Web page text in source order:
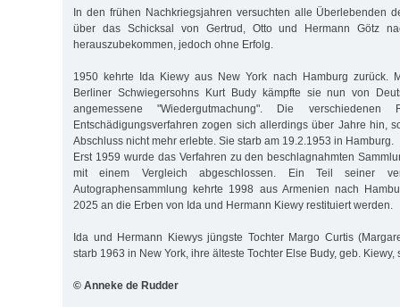
In den frühen Nachkriegsjahren versuchten alle Überlebenden
über das Schicksal von Gertrud, Otto und Hermann Götz
herauszubekommen, jedoch ohne Erfolg.
1950 kehrte Ida Kiewy aus New York nach Hamburg zurück.
Berliner Schwiegersohns Kurt Budy kämpfte sie nun von
angemessene "Wiedergutmachung". Die verschiedenen
Entschädigungsverfahren zogen sich allerdings über Jahre hin,
Abschluss nicht mehr erlebte. Sie starb am 19.2.1953 in Hamburg.
Erst 1959 wurde das Verfahren zu den beschlagnahmten
mit einem Vergleich abgeschlossen. Ein Teil seiner
Autographensammlung kehrte 1998 aus Armenien nach
2025 an die Erben von Ida und Hermann Kiewy restituiert werden.
Ida und Hermann Kiewys jüngste Tochter Margo Curtis
starb 1963 in New York, ihre älteste Tochter Else Budy, geb.
© Anneke de Rudder